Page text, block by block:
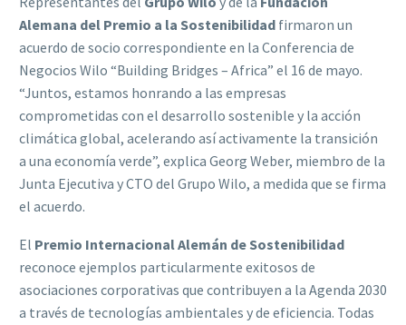
Alemana del Premio a la Sostenibilidad firmaron un
acuerdo de socio correspondiente en la Conferencia de
Negocios Wilo “Building Bridges – Africa” el 16 de mayo.
“Juntos, estamos honrando a las empresas
comprometidas con el desarrollo sostenible y la acción
climática global, acelerando así activamente la transición
a una economía verde”, explica Georg Weber, miembro de la
Junta Ejecutiva y CTO del Grupo Wilo, a medida que se firma
el acuerdo.
El Premio Internacional Alemán de Sostenibilidad
reconoce ejemplos particularmente exitosos de
asociaciones corporativas que contribuyen a la Agenda 2030
a través de tecnologías ambientales y de eficiencia. Todas